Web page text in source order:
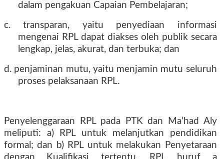
dalam pengakuan Capaian Pembelajaran;
c. transparan, yaitu penyediaan informasi
mengenai RPL dapat diakses oleh publik secara
lengkap, jelas, akurat, dan terbuka; dan
d. penjaminan mutu, yaitu menjamin mutu seluruh
proses pelaksanaan RPL.
Penyelenggaraan RPL pada PTK dan Ma’had Aly
meliputi: a) RPL untuk melanjutkan pendidikan
formal; dan b) RPL untuk melakukan Penyetaraan